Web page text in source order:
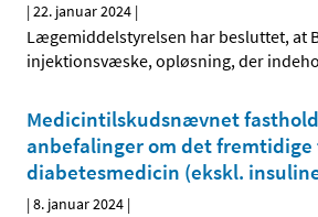
|22. januar 2024 |
Lægemiddelstyrelsen har besluttet, at
injektionsvæske, opløsning, der
Medicintilskudsnævnet
anbefalinger om det
diabetesmedicin (ekskl.
|8. januar 2024 |